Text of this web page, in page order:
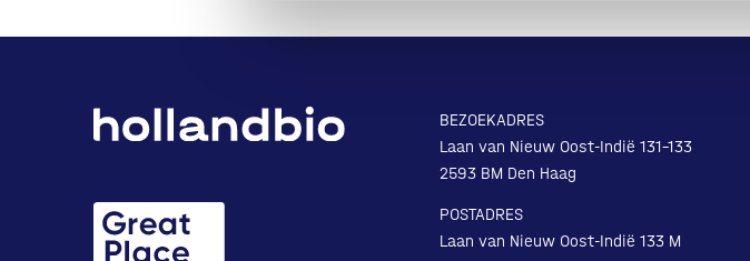
BEZOEKADRES
Laan van Nieuw Oost-Indië 131-133
2593 BM Den Haag
POSTADRES
Laan van Nieuw Oost-Indië 133 M